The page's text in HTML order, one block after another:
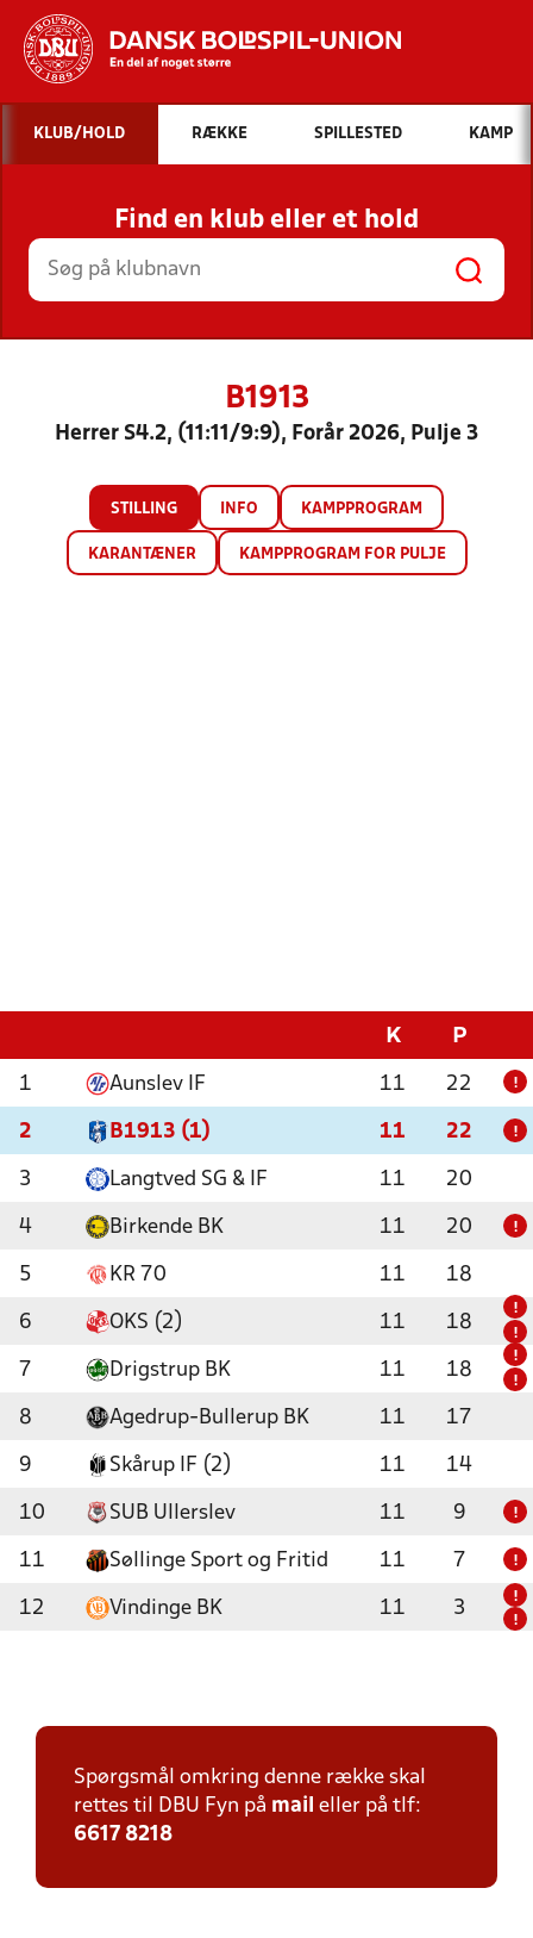
Hvad vil du søge efter?
INDHOLD OG NYHEDER
STILLINGER, RESULTATER, KLUBBER OG
HOLD
KLUB/HOLD RÆKKE SPILLESTED KAMP
Find en klub eller et hold
B1913
Herrer S4.2, (11:11/9:9), Forår 2026, Pulje 3
STILLING INFO KAMPPROGRAM
KARANTÆNER KAMPPROGRAM FOR PULJE
K P
1 Aunslev IF 11 22 !
2 B1913 (1) 11 22 !
3 Langtved SG & IF 11 20
4 Birkende BK 11 20 !
5 KR 70 11 18
6 OKS (2) 11 18
!
!
7 Drigstrup BK 11 18
!
!
8 Agedrup-Bullerup BK 11 17
9 Skårup IF (2) 11 14
10 SUB Ullerslev 11 9 !
11 Søllinge Sport og Fritid 11 7 !
12 Vindinge BK 11 3
!
!
Spørgsmål omkring denne række skal
rettes til DBU Fyn på mail eller på tlf:
6617 8218